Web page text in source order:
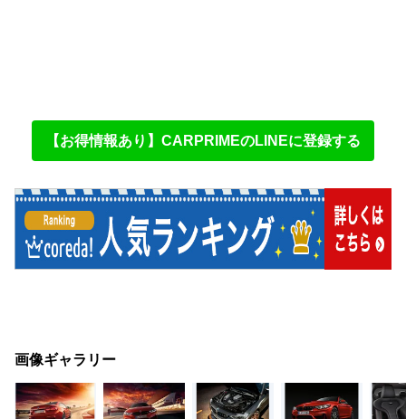
【お得情報あり】CARPRIMEのLINEに登録する
画像ギャラリー